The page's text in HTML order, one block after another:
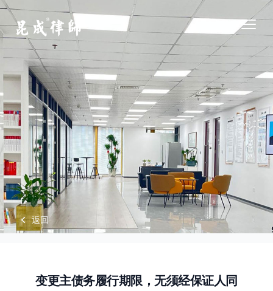
江苏昆成律师事务所
返回
变更主债务履行期限，无须经保证人同